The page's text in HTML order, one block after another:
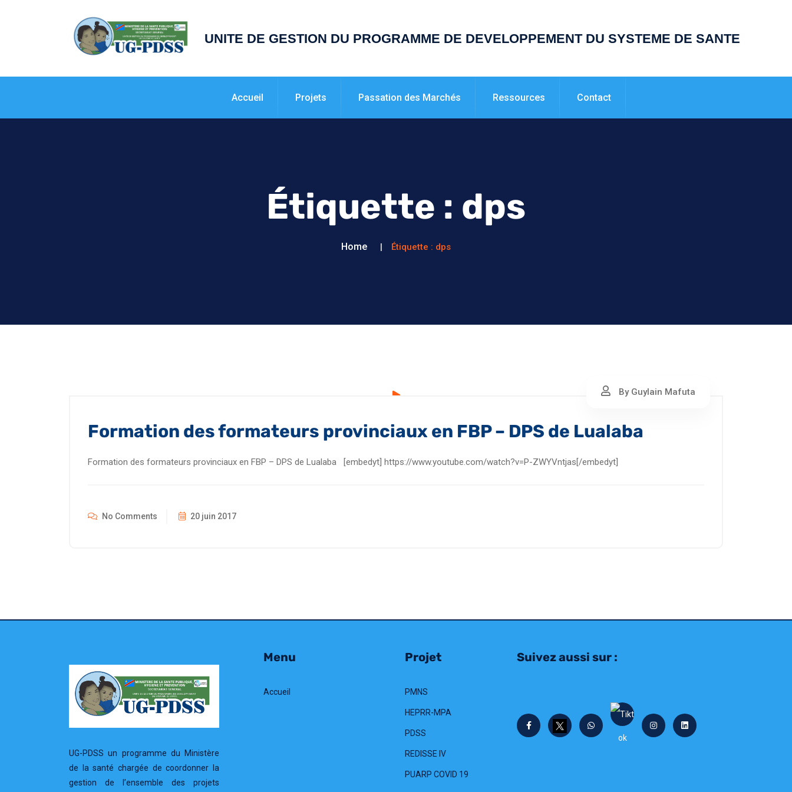
UNITE DE GESTION DU PROGRAMME DE DEVELOPPEMENT DU SYSTEME DE SANTE
Accueil Projets Passation des Marchés Ressources Contact
Étiquette : dps
Home Étiquette : dps
By Guylain Mafuta
Formation des formateurs provinciaux en FBP – DPS de Lualaba
Formation des formateurs provinciaux en FBP – DPS de Lualaba [embedyt] https://www.youtube.com/watch?v=P-ZWYVntjas[/embedyt]
No Comments 20 juin 2017
UG-PDSS un programme du Ministère
de la santé chargée de coordonner la
gestion de l’ensemble des projets
Menu
Accueil
Projet
PMNS
HEPRR-MPA
PDSS
REDISSE IV
PUARP COVID 19
Suivez aussi sur :